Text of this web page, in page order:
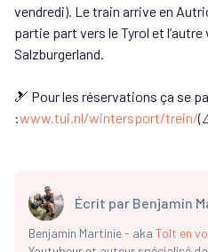
vendredi). Le train arrive en
partie part vers le Tyrol et
Salzburgerland.
🎿 Pour les réservations ça se
:www.tui.nl/wintersport/trein/
Écrit par Benjamin
Benjamin Martinie - aka Tolt en